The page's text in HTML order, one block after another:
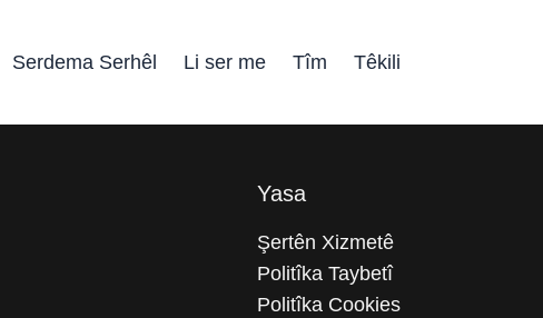
Serdema Serhêl Li ser me Tîm Têkili
Yasa
Şertên Xizmetê
Politîka Taybetî
Politîka Cookies